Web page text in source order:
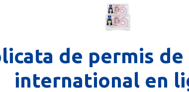
de permis
international en